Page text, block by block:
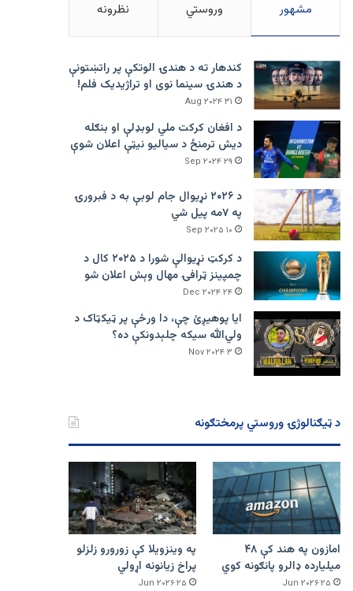
مشهور وروستي نظرونه
کندهار ته د هندۍ الوتکې پر راتښتونې
د هندۍ سینما نوی او تراژيديک فلم!
۳۱ Aug ۲۰۲۴
د افغان کرکت ملي لوبډلې او بنګله
دیش ترمنځ د سیالیو نیټې اعلان شوې
۲۹ Sep ۲۰۲۴
د ۲۰۲۶ نړیوال جام لوبې به د فبرورۍ
په ۷مه پیل شي
۱۰ Sep ۲۰۲۵
د کرکټ نړیوالې شورا د ۲۰۲۵ کال د
چمپینز ټرافۍ مهال وېش اعلان شو
۲۴ Dec ۲۰۲۴
ایا پوهیږئ چې، دا ورځې پر ټيکټاک د
ولي‌الله سیکه چلېدونکې ده؟
۳ Nov ۲۰۲۴
د ټیګنالوژۍ وروستي پرمختګونه
امازون په هند کې ۴۸
میلیارده ډالرو پانګونه کوي
۲۵ Jun ۲۰۲۶
په وینزویلا کې زورورو زلزلو
پراخ زیانونه اړولي
۲۵ Jun ۲۰۲۶